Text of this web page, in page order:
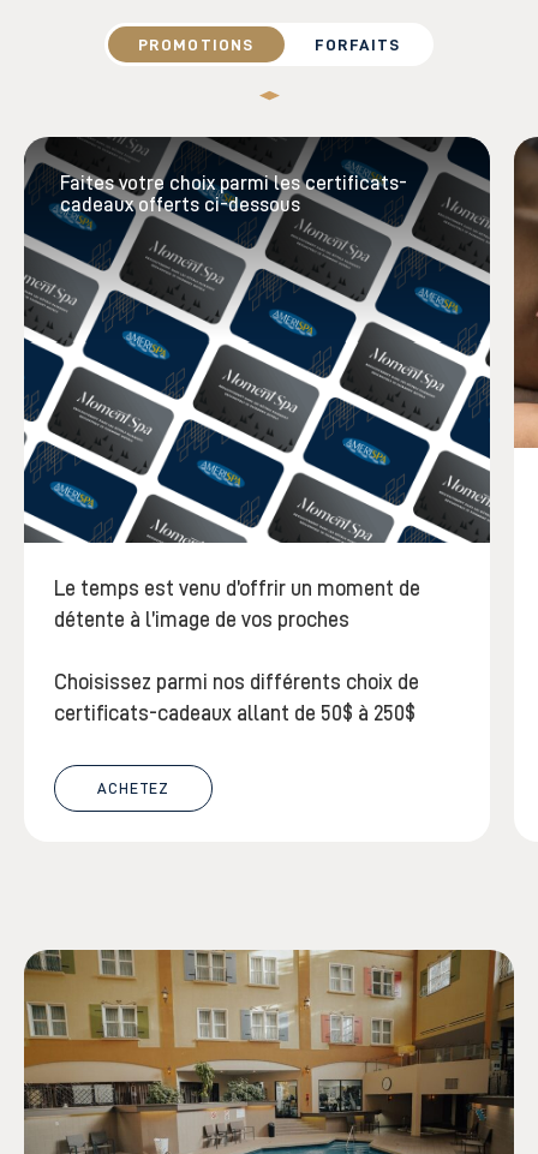
PROMOTIONS FORFAITS
Faites votre choix parmi les certificats-
cadeaux offerts ci-dessous
Le temps est venu d’offrir un moment de
détente à l’image de vos proches
Choisissez parmi nos différents choix de
certificats-cadeaux allant de 50$ à 250$
ACHETEZ